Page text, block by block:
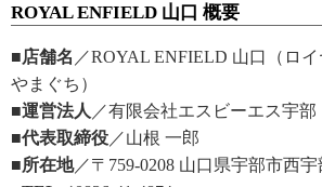
ROYAL ENFIELD 山口 概要
■店舗名 ／ROYAL ENFIELD 山口（ロ
やまぐち）
■運営法人 ／有限会社エスビーエス宇部
■代表取締役／山根 一郎
■所在地／〒759-0208 山口県宇部市西